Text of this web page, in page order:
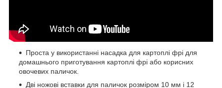
Проста у використанні насадка для картоплі фрі для
домашнього приготування картоплі фрі або корисних
овочевих паличок.
Дві ножові вставки для паличок розміром 10 мм і 12